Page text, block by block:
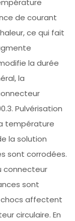
de courant
ce qui fait
la durée
la
Pulvérisation
température
la solution
sont corrodées.
connecteur
sont
chocs affectent
circulaire. En